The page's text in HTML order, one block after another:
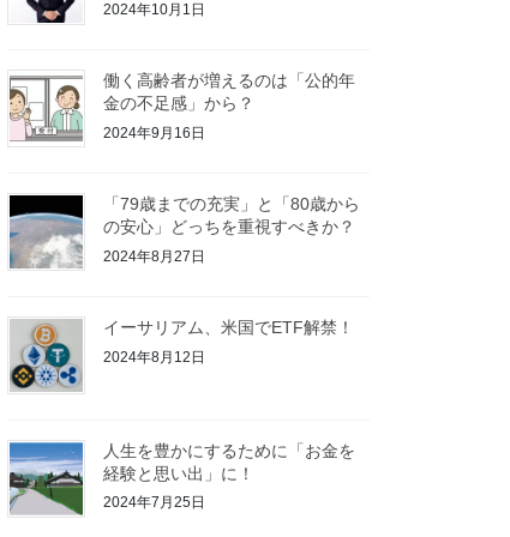
2024年10月1日
働く高齢者が増えるのは「公的年
金の不足感」から？
2024年9月16日
「79歳までの充実」と「80歳から
の安心」どっちを重視すべきか？
2024年8月27日
イーサリアム、米国でETF解禁！
2024年8月12日
人生を豊かにするために「お金を
経験と思い出」に！
2024年7月25日